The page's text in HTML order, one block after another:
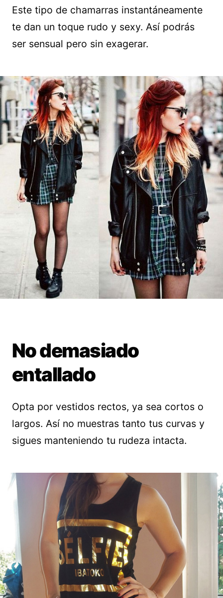
Este tipo de chamarras instantáneamente
te dan un toque rudo y sexy. Así podrás
ser sensual pero sin exagerar.
No demasiado
entallado
Opta por vestidos rectos, ya sea cortos o
largos. Así no muestras tanto tus curvas y
sigues manteniendo tu rudeza intacta.